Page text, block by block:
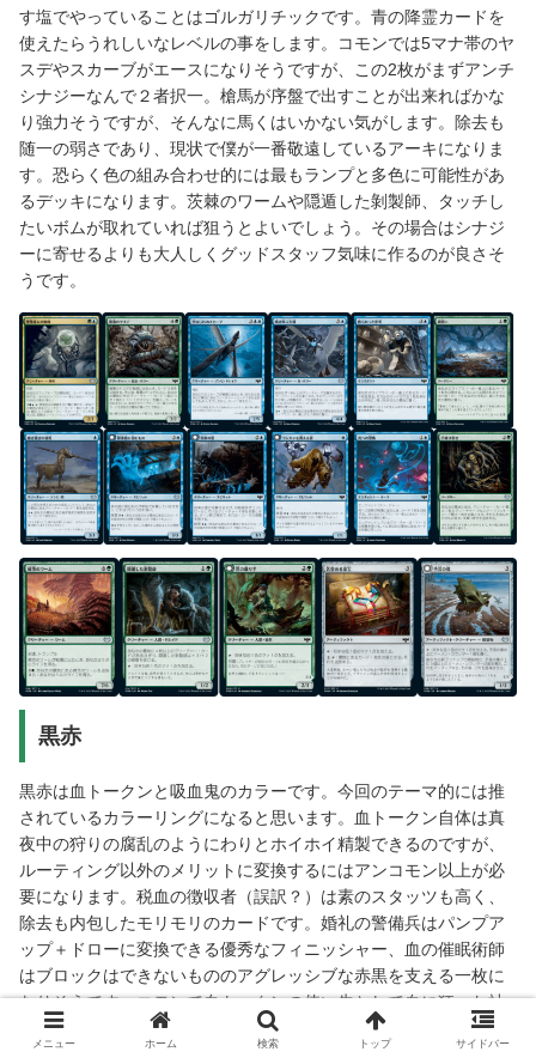
す塩でやっていることはゴルガリチックです。青の降霊カードを
使えたらうれしいなレベルの事をします。コモンでは5マナ帯のヤ
スデやスカーブがエースになりそうですが、この2枚がまずアンチ
シナジーなんで２者択一。槍馬が序盤で出すことが出来ればかな
り強力そうですが、そんなに馬くはいかない気がします。除去も
随一の弱さであり、現状で僕が一番敬遠しているアーキになりま
す。恐らく色の組み合わせ的には最もランプと多色に可能性があ
るデッキになります。茨棘のワームや隠遁した剝製師、タッチし
たいボムが取れていれば狙うとよいでしょう。その場合はシナジ
ーに寄せるよりも大人しくグッドスタッフ気味に作るのが良さそ
うです。
黒赤
黒赤は血トークンと吸血鬼のカラーです。今回のテーマ的には推
されているカラーリングになると思います。血トークン自体は真
夜中の狩りの腐乱のようにわりとホイホイ精製できるのですが、
ルーティング以外のメリットに変換するにはアンコモン以上が必
要になります。税血の徴収者（誤訳？）は素のスタッツも高く、
除去も内包したモリモリのカードです。婚礼の警備兵はパンプア
ップ＋ドローに変換できる優秀なフィニッシャー、血の催眠術師
はブロックはできないもののアグレッシブな赤黒を支える一枚に
なりそうです。コモンで血トークンの使い先として血に狂った社
交家もお勧めで、5/5威迫になれるのは圧があります。吸血鬼では
ないですが、ほつれ服の世捨て人は血トークンによるルーティン
メニュー ホーム 検索 トップ サイドバー